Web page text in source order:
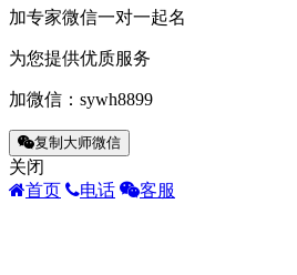
加专家微信一对一起名
为您提供优质服务
加微信： sywh8899
复制大师微信
关闭
首页
电话 客服